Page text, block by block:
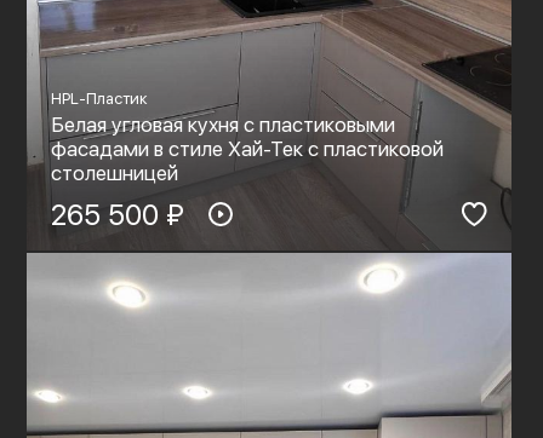
HPL-Пластик
Белая угловая кухня с пластиковыми
фасадами в стиле Хай-Тек с пластиковой
столешницей
265 500 ₽